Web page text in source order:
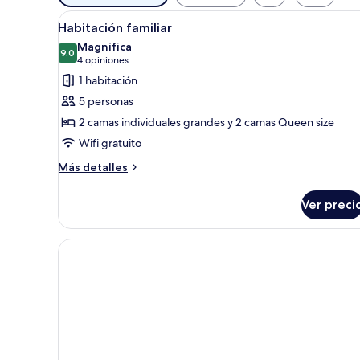
disponibles
para
las
habitaciones
Abrir
todas
las
fotos
de
Habitación
familiar
Una habitación de hotel con
5
Habitación familiar
9.09.0 de 10
Magnífica
4 opiniones
(4
opiniones)
1 habitación
5 personas
2 camas individuales grandes y 2 camas Queen size
Wifi gratuito
Más detalles
Más
familiar
Ver